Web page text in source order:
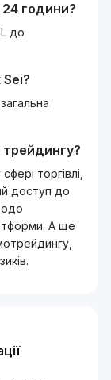
24 години?
до
Sei?
торгівлі,
доступ до
А ще